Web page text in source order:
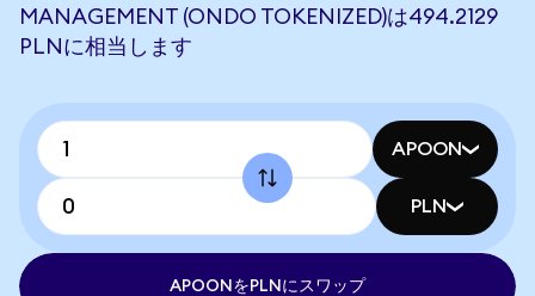
MANAGEMENT (ONDO TOKENIZED)は494.2129
PLNに相当します
APOON
PLN
APOONをPLNにスワップ